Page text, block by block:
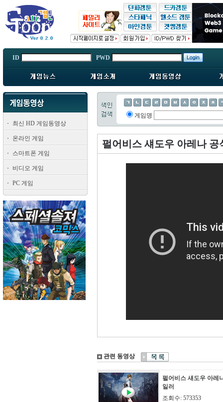
ID PWD
최신 HD 게임동영상
온라인 게임
스마트폰 게임
비디오 게임
PC 게임
게임명
펄어비스 섀도우 아레나 공
관련 동영상
펄어비스 섀도우 아레
일러
조회수: 573353